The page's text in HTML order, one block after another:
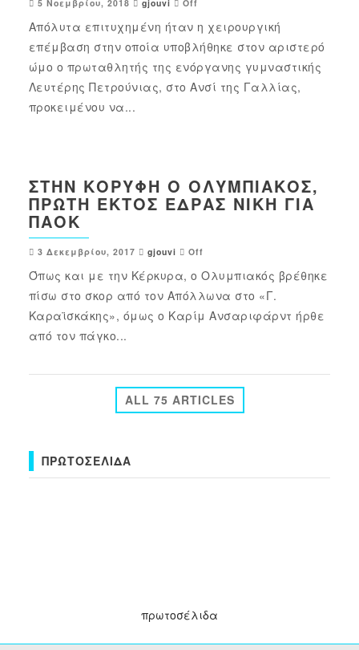
5 Νοεμβρίου, 2018 gjouvi Off
Απόλυτα επιτυχημένη ήταν η χειρουργική
επέμβαση στην οποία υποβλήθηκε στον αριστερό
ώμο ο πρωταθλητής της ενόργανης γυμναστικής
Λευτέρης Πετρούνιας, στο Ανσί της Γαλλίας,
προκειμένου να...
ΣΤΗΝ ΚΟΡΥΦΉ Ο ΟΛΥΜΠΙΑΚΌΣ,
ΠΡΏΤΗ ΕΚΤΌΣ ΈΔΡΑΣ ΝΊΚΗ ΓΙΑ
ΠΑΟΚ
3 Δεκεμβρίου, 2017 gjouvi Off
Όπως και με την Κέρκυρα, ο Ολυμπιακός βρέθηκε
πίσω στο σκορ από τον Απόλλωνα στο «Γ.
Καραϊσκάκης», όμως ο Καρίμ Ανσαριφάρντ ήρθε
από τον πάγκο...
ALL 75 ARTICLES
ΠΡΩΤΟΣΈΛΙΔΑ
πρωτοσέλιδα